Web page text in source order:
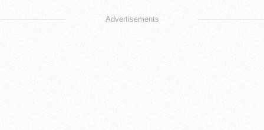
Advertisements